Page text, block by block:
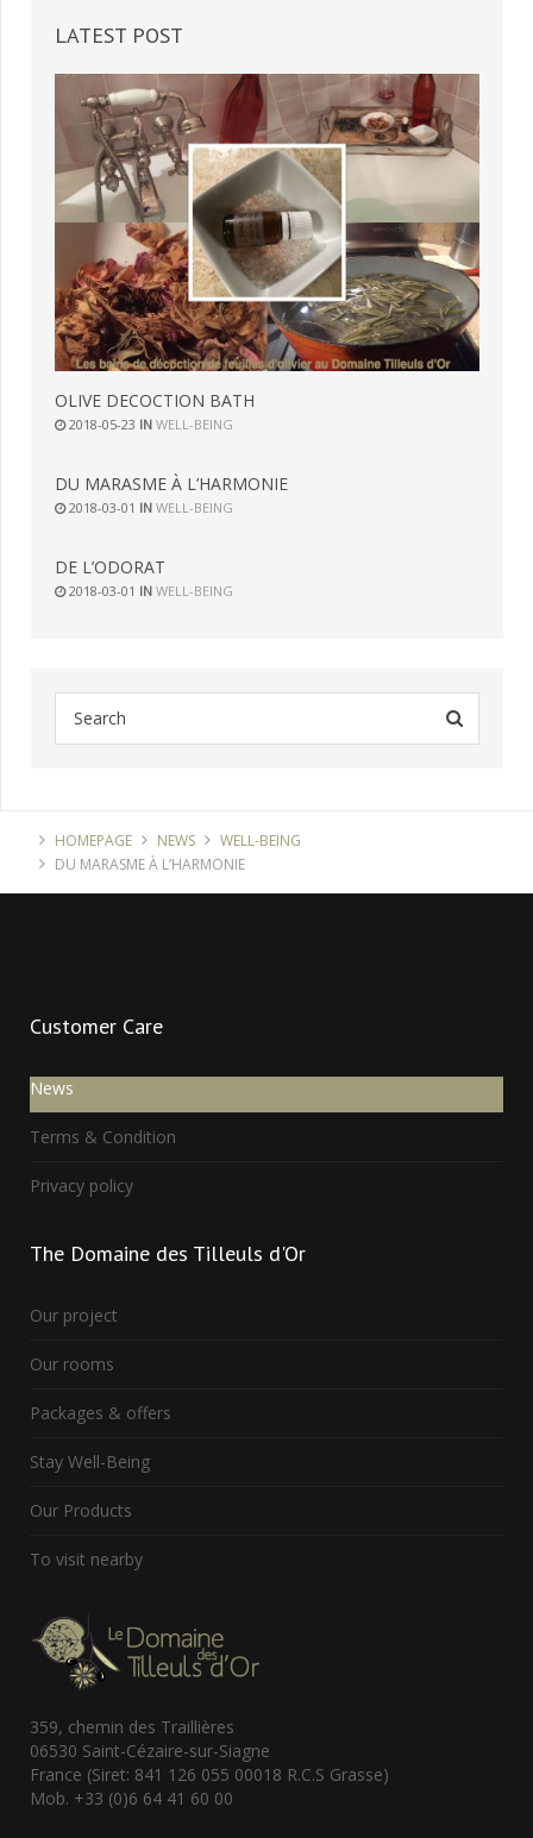
LATEST POST
OLIVE DECOCTION BATH
2018-05-23 IN WELL-BEING
DU MARASME À L’HARMONIE
2018-03-01 IN WELL-BEING
DE L’ODORAT
2018-03-01 IN WELL-BEING
HOMEPAGE NEWS
WELL-BEING
DU MARASME À L’HARMONIE
Customer Care
News
Terms & Condition
Privacy policy
The Domaine des Tilleuls d'Or
Our project
Our rooms
Packages & offers
Stay Well-Being
Our Products
To visit nearby
359, chemin des Traillières
06530 Saint-Cézaire-sur-Siagne
France (Siret: 841 126 055 00018 R.C.S Grasse)
Mob. +33 (0)6 64 41 60 00